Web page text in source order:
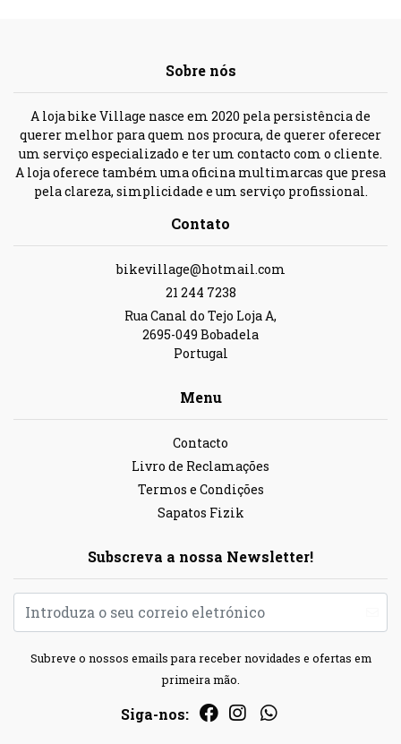
Sobre nós
A loja bike Village nasce em 2020 pela persistência de
querer melhor para quem nos procura, de querer oferecer
um serviço especializado e ter um contacto com o cliente.
A loja oferece também uma oficina multimarcas que presa
pela clareza, simplicidade e um serviço profissional.
Contato
bikevillage@hotmail.com
21 244 7238
Rua Canal do Tejo Loja A,
2695-049 Bobadela
Portugal
Menu
Contacto
Livro de Reclamações
Termos e Condições
Sapatos Fizik
Subscreva a nossa Newsletter!
Subreve o nossos emails para receber novidades e ofertas em
primeira mão.
Siga-nos: